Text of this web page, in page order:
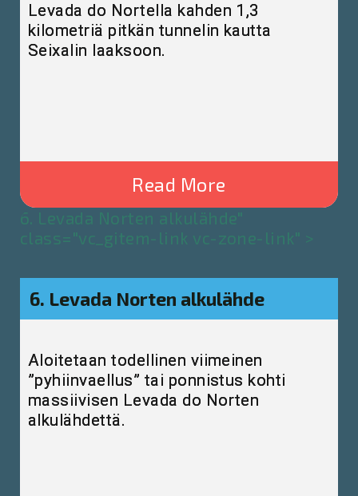
Levada do Nortella kahden 1,3
kilometriä pitkän tunnelin kautta
Seixalin laaksoon.
Read More
6. Levada Norten alkulähde"
class="vc_gitem-link vc-zone-link" >
6. Levada Norten alkulähde
Aloitetaan todellinen viimeinen
”pyhiinvaellus” tai ponnistus kohti
massiivisen Levada do Norten
alkulähdettä.